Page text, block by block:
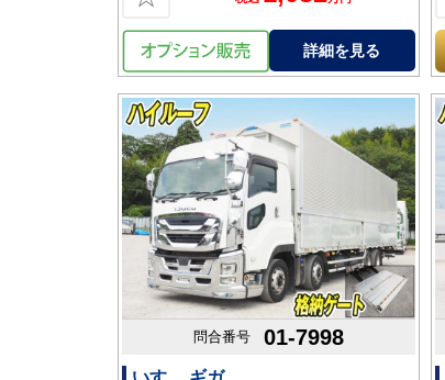
詳細を見る
問合番号 01-7998